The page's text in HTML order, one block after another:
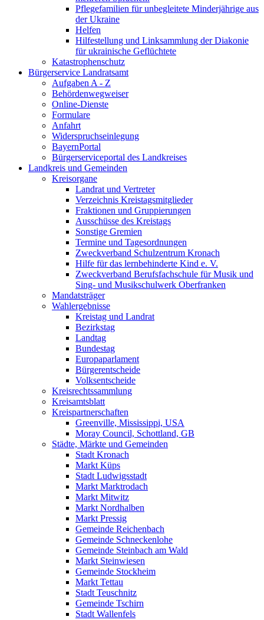
Pflegefamilien für unbegleitete Minderjährige aus
der Ukraine
Helfen
Hilfestellung und Linksammlung der Diakonie
für ukrainische Geflüchtete
Katastrophenschutz
Bürgerservice Landratsamt
Aufgaben A - Z
Behördenwegweiser
Online-Dienste
Formulare
Anfahrt
Widerspruchseinlegung
BayernPortal
Bürgerserviceportal des Landkreises
Landkreis und Gemeinden
Kreisorgane
Landrat und Vertreter
Verzeichnis Kreistagsmitglieder
Fraktionen und Gruppierungen
Ausschüsse des Kreistags
Sonstige Gremien
Termine und Tagesordnungen
Zweckverband Schulzentrum Kronach
Hilfe für das lernbehinderte Kind e. V.
Zweckverband Berufsfachschule für Musik und
Sing- und Musikschulwerk Oberfranken
Mandatsträger
Wahlergebnisse
Kreistag und Landrat
Bezirkstag
Landtag
Bundestag
Europaparlament
Bürgerentscheide
Volksentscheide
Kreisrechtssammlung
Kreisamtsblatt
Kreispartnerschaften
Greenville, Mississippi, USA
Moray Council, Schottland, GB
Städte, Märkte und Gemeinden
Stadt Kronach
Markt Küps
Stadt Ludwigsstadt
Markt Marktrodach
Markt Mitwitz
Markt Nordhalben
Markt Pressig
Gemeinde Reichenbach
Gemeinde Schneckenlohe
Gemeinde Steinbach am Wald
Markt Steinwiesen
Gemeinde Stockheim
Markt Tettau
Stadt Teuschnitz
Gemeinde Tschirn
Stadt Wallenfels